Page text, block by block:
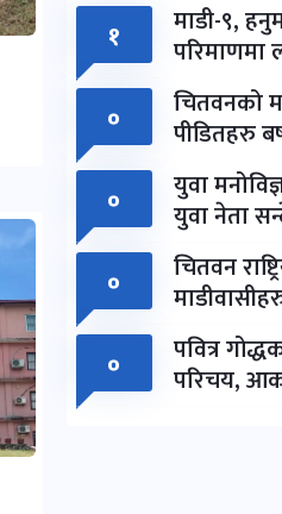
१ माडी-९,
परिमाणमा
०
चितवनको
पीडितहरु
०
युवा
युवा नेता
०
चितवन
०
पवित्र
परिचय,